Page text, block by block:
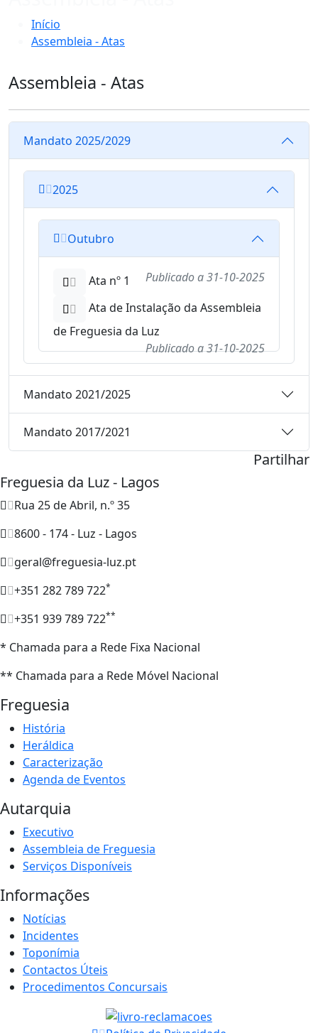
Início
Assembleia - Atas
Assembleia - Atas
Mandato 2025/2029
2025
Outubro
Ata nº 1 Publicado a31-10-2025
Ata de Instalação da Assembleia
de Freguesia da Luz
Publicado a31-10-2025
Mandato 2021/2025
Mandato 2017/2021
Partilhar
Freguesia da Luz - Lagos
Rua 25 de Abril, n.º 35
8600 - 174 - Luz - Lagos
geral@freguesia-luz.pt
+351 282 789 722*
+351 939 789 722**
* Chamada para a Rede Fixa Nacional
** Chamada para a Rede Móvel Nacional
Freguesia
História
Heráldica
Caracterização
Agenda de Eventos
Autarquia
Executivo
Assembleia de Freguesia
Serviços Disponíveis
Informações
Notícias
Incidentes
Toponímia
Contactos Úteis
Procedimentos Concursais